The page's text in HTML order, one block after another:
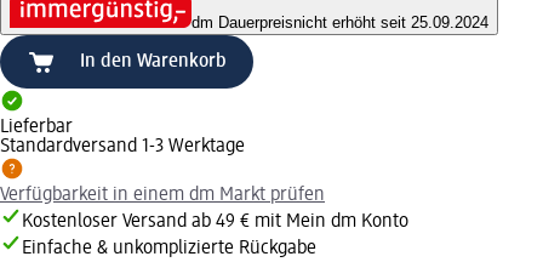
dm Dauerpreisnicht erhöht seit 25.09.2024
In den Warenkorb
Lieferbar
Standardversand 1-3 Werktage
Verfügbarkeit in einem dm Markt prüfen
Kostenloser Versand ab 49 € mit Mein dm Konto
Einfache & unkomplizierte Rückgabe